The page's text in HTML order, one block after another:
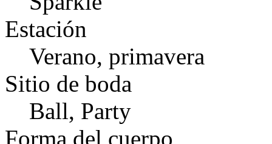
Estación
Verano, primavera
Sitio de boda
Ball, Party
Forma del cuerpo